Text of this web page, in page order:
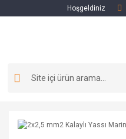
Hoşgeldiniz